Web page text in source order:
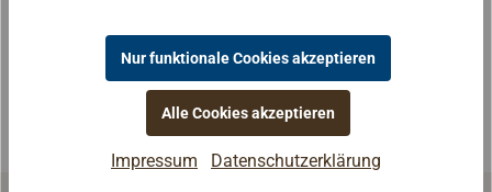
passende Antwort.
Nur funktionale Cookies akzeptieren
Alle Cookies akzeptieren
Impressum Datenschutzerklärung